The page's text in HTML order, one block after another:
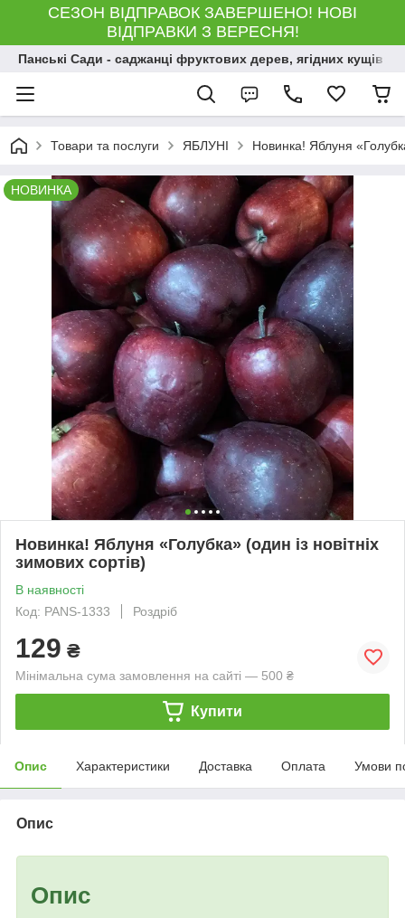
СЕЗОН ВІДПРАВОК ЗАВЕРШЕНО! НОВІ
ВІДПРАВКИ З ВЕРЕСНЯ!
Панські Сади - саджанці фруктових дерев, ягідних кущів і
Товари та послуги ЯБЛУНІ Новинка! Яблуня
НОВИНКА
Новинка! Яблуня «Голубка» (один із новітніх
зимових сортів)
В наявності
Код: PANS-1333
Роздріб
129 ₴
Мінімальна сума замовлення на сайті — 500 ₴
Купити
Опис Характеристики Доставка Оплата Умови
Опис
Опис